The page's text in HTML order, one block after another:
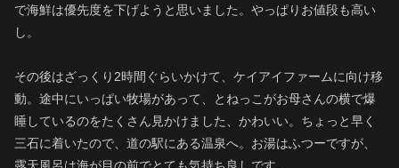
で海鮮は優先度を下げようと思いました。やっぱりお値段も高い
し。
その後はざっくり2時間ぐらいかけて、ケイアイファームに向け移
動。途中にいっぱい牧場があって、とねっこがお母さんの横で爆
睡しているのをたくさん見かけました、かわいい。ちょっと早く
三石に着いたので、道の駅にある温泉へ。お湯はふつーですが、